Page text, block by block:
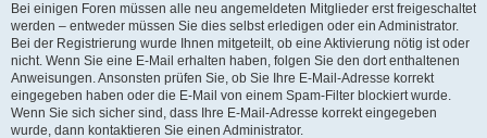
Bei einigen Foren müssen alle neu angemeldeten Mitglieder erst freigeschaltet
werden – entweder müssen Sie dies selbst erledigen oder ein Administrator.
Bei der Registrierung wurde Ihnen mitgeteilt, ob eine Aktivierung nötig ist oder
nicht. Wenn Sie eine E-Mail erhalten haben, folgen Sie den dort enthaltenen
Anweisungen. Ansonsten prüfen Sie, ob Sie Ihre E-Mail-Adresse korrekt
eingegeben haben oder die E-Mail von einem Spam-Filter blockiert wurde.
Wenn Sie sich sicher sind, dass Ihre E-Mail-Adresse korrekt eingegeben
wurde, dann kontaktieren Sie einen Administrator.